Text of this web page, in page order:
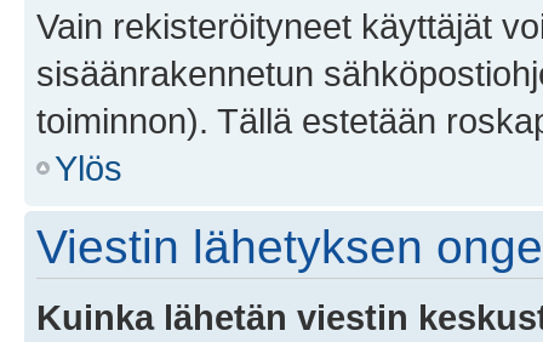
Vain rekisteröityneet käyttäjät
sisäänrakennetun
toiminnon). Tällä estetään
Ylös
Viestin lähetyksen
Kuinka lähetän viestin